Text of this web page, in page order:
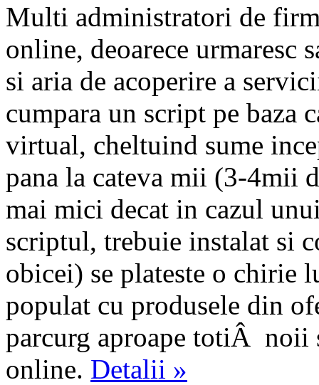
Multi administratori de
online, deoarece urmaresc
si aria de acoperire a
cumpara un script pe baza
virtual, cheltuind sume
pana la cateva mii (3-4mii
mai mici decat in cazul
scriptul, trebuie instalat si
obicei) se plateste o chirie
populat cu produsele din
parcurg aproape totiÂ
online. Detalii »